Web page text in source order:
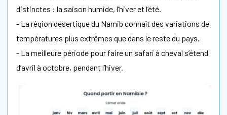
distinctes : la saison humide, l’hiver et l’été.
- La région désertique du Namib connaît des variations de
températures plus extrêmes que dans le reste du pays.
- La meilleure période pour faire un safari à cheval s’étend
d’avril à octobre, pendant l’hiver.